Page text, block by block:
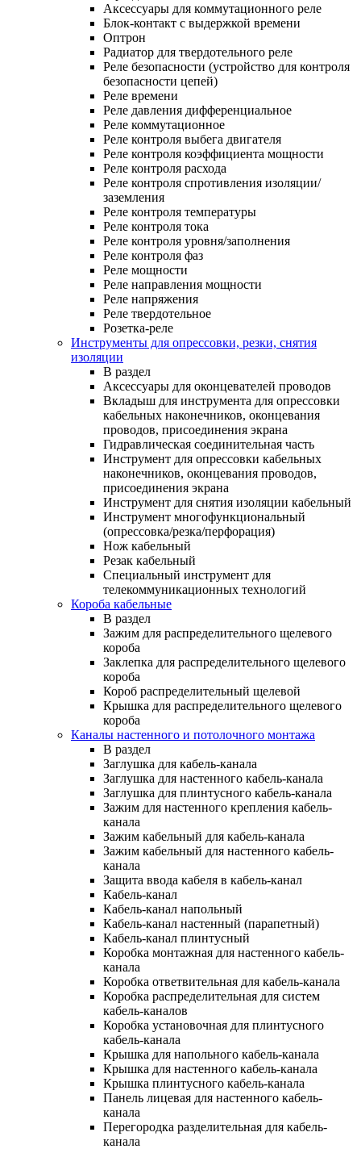
Аксессуары для коммутационного реле
Блок-контакт с выдержкой времени
Оптрон
Радиатор для твердотельного реле
Реле безопасности (устройство для контроля
безопасности цепей)
Реле времени
Реле давления дифференциальное
Реле коммутационное
Реле контроля выбега двигателя
Реле контроля коэффициента мощности
Реле контроля расхода
Реле контроля спротивления изоляции/
заземления
Реле контроля температуры
Реле контроля тока
Реле контроля уровня/заполнения
Реле контроля фаз
Реле мощности
Реле направления мощности
Реле напряжения
Реле твердотельное
Розетка-реле
Инструменты для опрессовки, резки, снятия
изоляции
В раздел
Аксессуары для оконцевателей проводов
Вкладыш для инструмента для опрессовки
кабельных наконечников, оконцевания
проводов, присоединения экрана
Гидравлическая соединительная часть
Инструмент для опрессовки кабельных
наконечников, оконцевания проводов,
присоединения экрана
Инструмент для снятия изоляции кабельный
Инструмент многофункциональный
(опрессовка/резка/перфорация)
Нож кабельный
Резак кабельный
Специальный инструмент для
телекоммуникационных технологий
Короба кабельные
В раздел
Зажим для распределительного щелевого
короба
Заклепка для распределительного щелевого
короба
Короб распределительный щелевой
Крышка для распределительного щелевого
короба
Каналы настенного и потолочного монтажа
В раздел
Заглушка для кабель-канала
Заглушка для настенного кабель-канала
Заглушка для плинтусного кабель-канала
Зажим для настенного крепления кабель-
канала
Зажим кабельный для кабель-канала
Зажим кабельный для настенного кабель-
канала
Защита ввода кабеля в кабель-канал
Кабель-канал
Кабель-канал напольный
Кабель-канал настенный (парапетный)
Кабель-канал плинтусный
Коробка монтажная для настенного кабель-
канала
Коробка ответвительная для кабель-канала
Коробка распределительная для систем
кабель-каналов
Коробка установочная для плинтусного
кабель-канала
Крышка для напольного кабель-канала
Крышка для настенного кабель-канала
Крышка плинтусного кабель-канала
Панель лицевая для настенного кабель-
канала
Перегородка разделительная для кабель-
канала